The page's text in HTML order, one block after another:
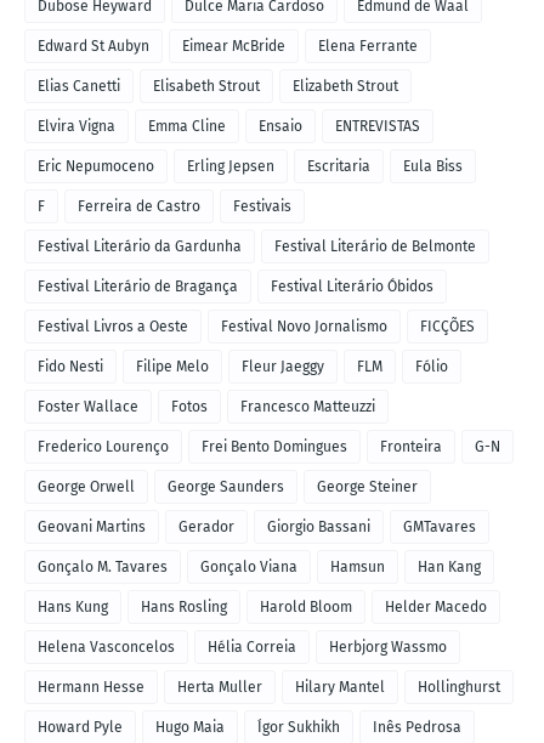
Dubose Heyward Dulce Maria Cardoso Edmund de Waal
Edward St Aubyn Eimear McBride Elena Ferrante
Elias Canetti Elisabeth Strout Elizabeth Strout
Elvira Vigna Emma Cline Ensaio ENTREVISTAS
Eric Nepumoceno Erling Jepsen Escritaria Eula Biss
F Ferreira de Castro Festivais
Festival Literário da Gardunha Festival Literário de Belmonte
Festival Literário de Bragança Festival Literário Óbidos
Festival Livros a Oeste Festival Novo Jornalismo FICÇÕES
Fido Nesti Filipe Melo Fleur Jaeggy FLM Fólio
Foster Wallace Fotos Francesco Matteuzzi
Frederico Lourenço Frei Bento Domingues Fronteira G-N
George Orwell George Saunders George Steiner
Geovani Martins Gerador Giorgio Bassani GMTavares
Gonçalo M. Tavares Gonçalo Viana Hamsun Han Kang
Hans Kung Hans Rosling Harold Bloom Helder Macedo
Helena Vasconcelos Hélia Correia Herbjorg Wassmo
Hermann Hesse Herta Muller Hilary Mantel Hollinghurst
Howard Pyle Hugo Maia Ígor Sukhikh Inês Pedrosa